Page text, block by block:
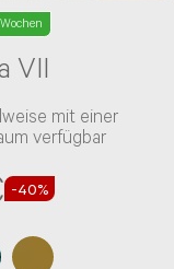
VII
mit einer
verfügbar
-40%